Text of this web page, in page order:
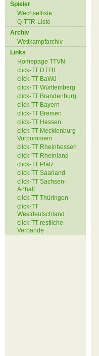
Spieler
Wechselliste
Q-TTR-Liste
Archiv
Wettkampfarchiv
Links
Homepage TTVN
click-TT DTTB
click-TT BaWü
click-TT Württemberg
click-TT Brandenburg
click-TT Bayern
click-TT Bremen
click-TT Hessen
click-TT Mecklenburg-
Vorpommern
click-TT Rheinhessen
click-TT Rheinland
click-TT Pfalz
click-TT Saarland
click-TT Sachsen-
Anhalt
click-TT Thüringen
click-TT
Westdeutschland
click-TT restliche
Verbände